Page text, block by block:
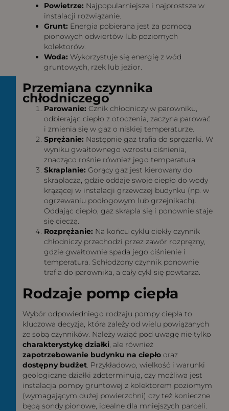
Powietrze: Najpopularniejsze i najprostsze w
instalacji rozwiązanie.
Grunt: Energia pobierana jest za pomocą
pionowych odwiertów lub poziomych
kolektorów.
Woda: Wykorzystuje się energię z wód
gruntowych, rzek lub jezior.
Przemiana czynnika
chłodniczego
Parowanie: Cznik chłodniczy w parowniku,
odbierając ciepło z otoczenia, zaczyna parować
i zmienia się w gaz o niskiej temperaturze.
Sprężanie: Następnie gaz trafia do sprężarki. W
wyniku gwałtownego wzrostu ciśnienia,
znacząco rośnie również jego temperatura.
Skraplanie: Gorący gaz jest kierowany do
skraplacza, gdzie oddaje swoje ciepło do wody
krążącej w instalacji grzewczej budynku (np. w
ogrzewaniu podłogowym lub grzejnikach).
Oddając ciepło, gaz skrapla się i ponownie staje
się cieczą.
Rozprężanie: Na końcu cyklu ciekły czynnik
chłodniczy przechodzi przez zawór rozprężny,
gdzie gwałtownie spada jego ciśnienie i
temperatura. Schłodzony czynnik ponownie
trafia do parownika, a cały cykl się powtarza.
Rodzaje pomp ciepła
Wybór odpowiedniego rodzaju pompy ciepła to
kluczowa decyzja, która zależy od wielu powiązanych
ze sobą czynników. Należy wziąć pod uwagę nie tylko
charakterystykę działki, ale również
zapotrzebowanie budynku na ciepłooraz
dostępny budżet. Przykładowo, wielkość i warunki
geologiczne działki zdeterminują, czy możliwa jest
instalacja pompy gruntowej z kolektorem poziomym
(wymagającym dużej powierzchni) czy też konieczne
będą sondy pionowe, idealne dla mniejszych parceli.